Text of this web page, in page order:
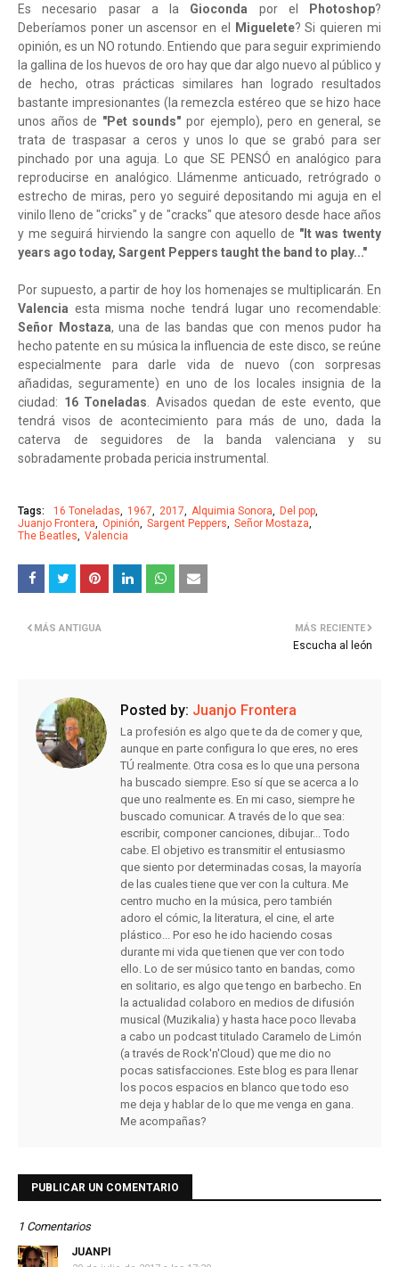
Es necesario pasar a la Gioconda por el Photoshop?
Deberíamos poner un ascensor en el
Miguelete? Si quieren mi
opinión, es un NO rotundo. Entiendo que para seguir exprimiendo
la gallina de los huevos de oro hay que dar algo nuevo al público y
de hecho, otras prácticas similares han logrado resultados
bastante impresionantes (la remezcla estéreo que se hizo hace
unos años de "Pet sounds" por ejemplo), pero en general, se
trata de traspasar a ceros y unos lo que se grabó para ser
pinchado por una aguja. Lo que SE PENSÓ en analógico para
reproducirse en analógico. Llámenme anticuado, retrógrado o
estrecho de miras, pero yo seguiré depositando mi aguja en el
vinilo lleno de "cricks" y de "cracks" que atesoro desde hace años
y me seguirá hirviendo la sangre con aquello de "It was twenty
years ago today, Sargent Peppers taught the band to play..."
Por supuesto, a partir de hoy los homenajes se multiplicarán. En
Valencia esta misma noche tendrá lugar uno recomendable:
Señor Mostaza, una de las bandas que con menos pudor ha
hecho patente en su música la influencia de este disco, se reúne
especialmente para darle vida de nuevo (con sorpresas
añadidas, seguramente) en uno de los locales insignia de la
ciudad: 16 Toneladas . Avisados quedan de este evento, que
tendrá visos de acontecimiento para más de uno, dada la
caterva de seguidores de la banda valenciana y su
sobradamente probada pericia instrumental.
Tags: 16 Toneladas 1967 2017 Alquimia Sonora
Del pop
Juanjo Frontera
Opinión Sargent Peppers
Señor Mostaza
The Beatles
Valencia
MÁS RECIENTE
Escucha al león
MÁS ANTIGUA
Posted by: Juanjo Frontera
La profesión es algo que te da de comer y que,
aunque en parte configura lo que eres, no eres
TÚ realmente. Otra cosa es lo que una persona
ha buscado siempre. Eso sí que se acerca a lo
que uno realmente es. En mi caso, siempre he
buscado comunicar. A través de lo que sea:
escribir, componer canciones, dibujar... Todo
cabe. El objetivo es transmitir el entusiasmo
que siento por determinadas cosas, la mayoría
de las cuales tiene que ver con la cultura. Me
centro mucho en la música, pero también
adoro el cómic, la literatura, el cine, el arte
plástico... Por eso he ido haciendo cosas
durante mi vida que tienen que ver con todo
ello. Lo de ser músico tanto en bandas, como
en solitario, es algo que tengo en barbecho. En
la actualidad colaboro en medios de difusión
musical (Muzikalia) y hasta hace poco llevaba
a cabo un podcast titulado Caramelo de Limón
(a través de Rock'n'Cloud) que me dio no
pocas satisfacciones. Este blog es para llenar
los pocos espacios en blanco que todo eso
me deja y hablar de lo que me venga en gana.
Me acompañas?
PUBLICAR UN COMENTARIO
1 Comentarios
JUANPI